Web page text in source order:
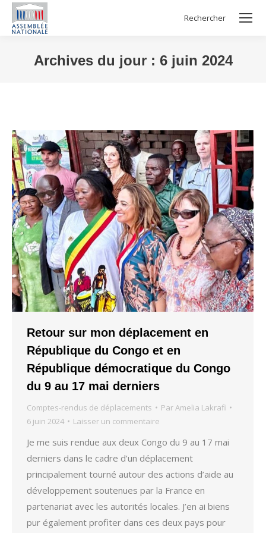
Search:
Rechercher
Archives du jour : 6 juin 2024
Retour sur mon déplacement en
République du Congo et en
République démocratique du Congo
du 9 au 17 mai derniers
Comptes-rendus de déplacements ParAmelia Lakrafi
6 juin 2024
Laisser un commentaire
Je me suis rendue aux deux Congo du 9 au 17 mai
derniers dans le cadre d’un déplacement
principalement tourné autour des actions d’aide au
développement soutenues par la France en
partenariat avec les autorités locales. J’en ai biens
pur également profiter dans ces deux pays pour